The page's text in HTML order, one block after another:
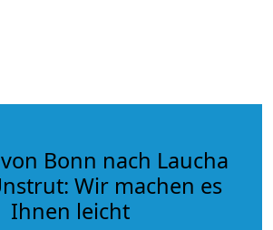
Bonn nach Laucha
Wir machen es
Ihnen leicht